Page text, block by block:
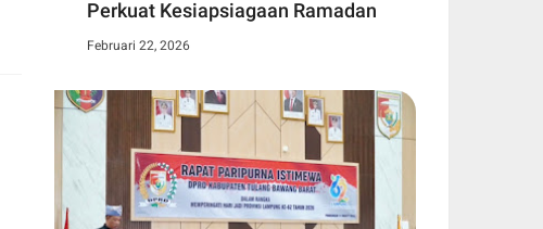
Perkuat Kesiapsiagaan Ramadan
Februari 22, 2026